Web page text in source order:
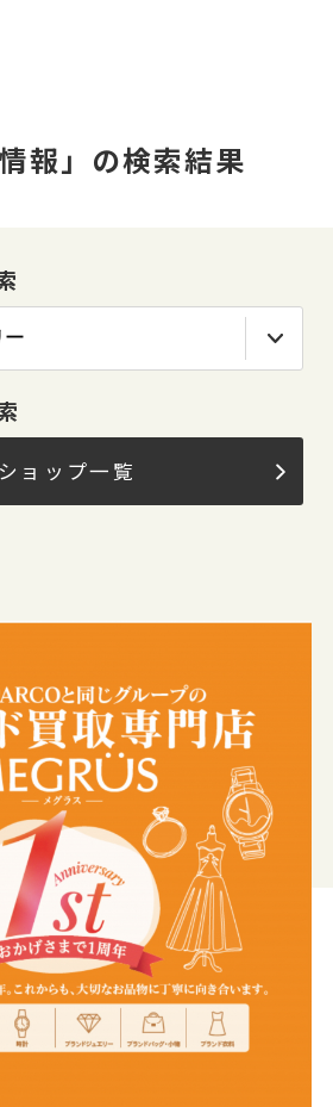
報」の検索結果
ショップ一覧